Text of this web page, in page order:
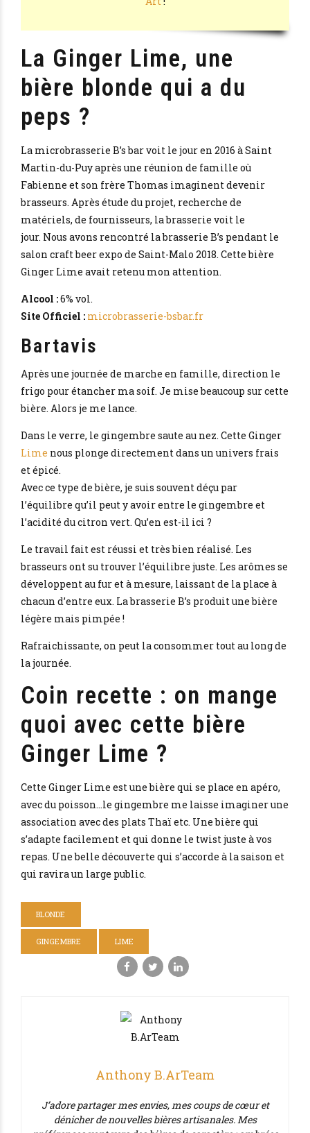
La Ginger Lime, une
bière blonde qui a du
peps ?
La microbrasserie B’s bar voit le jour en 2016 à Saint
Martin-du-Puy après une réunion de famille où
Fabienne et son frère Thomas imaginent devenir
brasseurs. Après étude du projet, recherche de
matériels, de fournisseurs, la brasserie voit le
jour. Nous avons rencontré la brasserie B’s pendant le
salon craft beer expo de Saint-Malo 2018. Cette bière
Ginger Lime avait retenu mon attention.
Alcool :6% vol.
Site Officiel : microbrasserie-bsbar.fr
Bartavis
Après une journée de marche en famille, direction le
frigo pour étancher ma soif. Je mise beaucoup sur cette
bière. Alors je me lance.
Dans le verre, le gingembre saute au nez. Cette Ginger
Lime nous plonge directement dans un univers frais
et épicé.
Avec ce type de bière, je suis souvent déçu par
l’équilibre qu’il peut y avoir entre le gingembre et
l’acidité du citron vert. Qu’en est-il ici ?
Le travail fait est réussi et très bien réalisé. Les
brasseurs ont su trouver l’équilibre juste. Les arômes se
développent au fur et à mesure, laissant de la place à
chacun d’entre eux. La brasserie B’s produit une bière
légère mais pimpée !
Rafraichissante, on peut la consommer tout au long de
la journée.
Coin recette : on mange
quoi avec cette bière
Ginger Lime ?
Cette Ginger Lime est une bière qui se place en apéro,
avec du poisson…le gingembre me laisse imaginer une
association avec des plats Thaï etc. Une bière qui
s’adapte facilement et qui donne le twist juste à vos
repas. Une belle découverte qui s’accorde à la saison et
qui ravira un large public.
BLONDE
GINGEMBRE LIME
Anthony B.ArTeam
J’adore partager mes envies, mes coups de cœur et
dénicher de nouvelles bières artisanales. Mes